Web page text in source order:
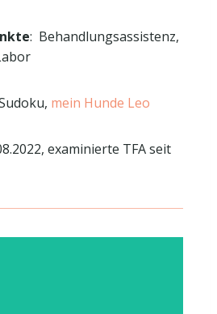
: Behandlungsassistenz,
mein Hunde Leo
examinierte TFA seit